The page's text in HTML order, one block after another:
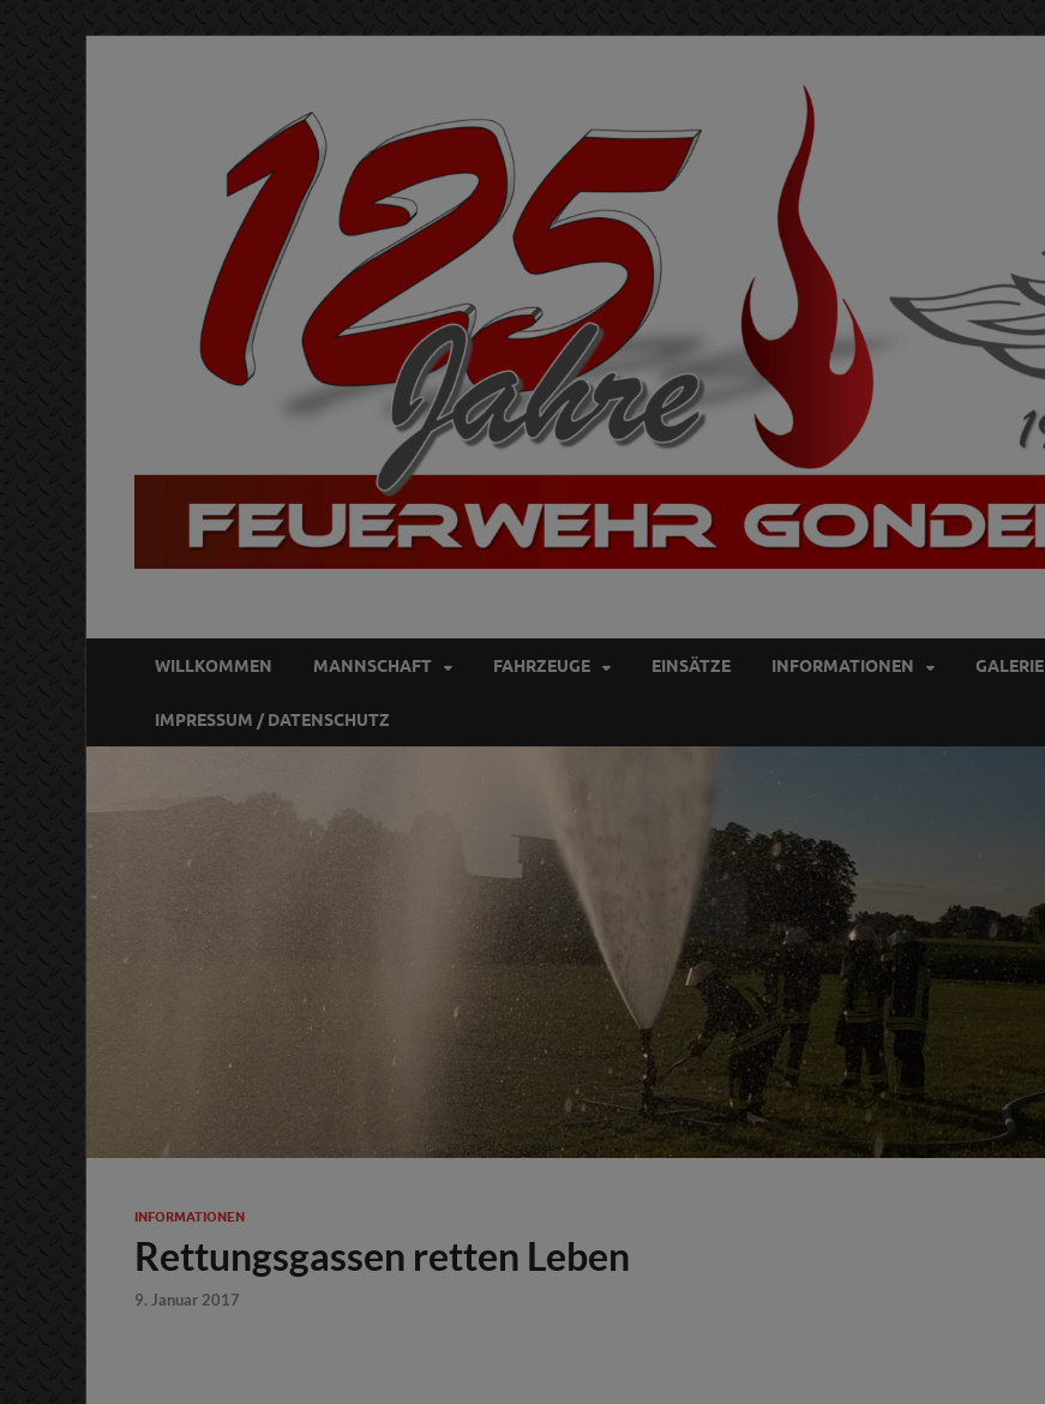
FREIWILLIGE FEUERWEHR GONDELSHEIM
WILLKOMMEN MANNSCHAFT FAHRZEUGE EINSÄTZE INFORMATIONEN GALERIE
IMPRESSUM / DATENSCHUTZ
INFORMATIONEN
Rettungsgassen retten Leben
9. Januar 2017